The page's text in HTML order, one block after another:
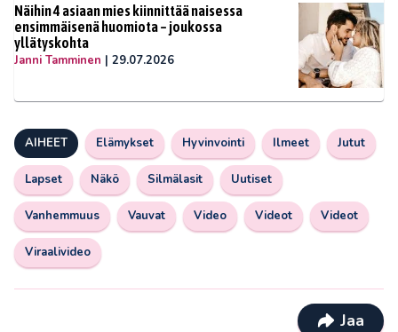
Näihin 4 asiaan mies kiinnittää naisessa
ensimmäisenä huomiota – joukossa
yllätyskohta
Janni Tamminen | 29.07.2026
AIHEET Elämykset Hyvinvointi Ilmeet Jutut
Lapset Näkö Silmälasit Uutiset
Vanhemmuus Vauvat Video Videot Videot
Viraalivideo
Jaa